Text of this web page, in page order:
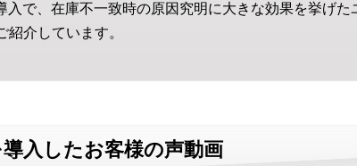
で、在庫不一致時の原因究明に大きな効果を挙げた
介しています。
入したお客様の声動画